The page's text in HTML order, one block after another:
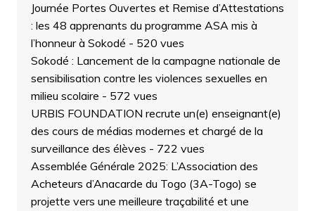
Journée Portes Ouvertes et Remise d’Attestations
: les 48 apprenants du programme ASA mis à
l’honneur à Sokodé - 520 vues
Sokodé : Lancement de la campagne nationale de
sensibilisation contre les violences sexuelles en
milieu scolaire - 572 vues
URBIS FOUNDATION recrute un(e) enseignant(e)
des cours de médias modernes et chargé de la
surveillance des élèves - 722 vues
Assemblée Générale 2025: L’Association des
Acheteurs d’Anacarde du Togo (3A-Togo) se
projette vers une meilleure traçabilité et une